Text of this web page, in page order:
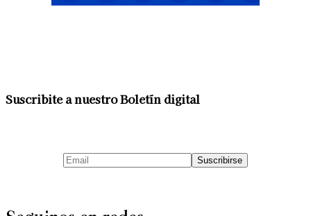
Suscribite a nuestro Boletín digital